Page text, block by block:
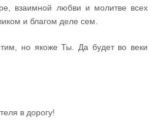
взаимной любви и молитве всех
и благом деле сем.
но якоже Ты. Да будет во веки
в дорогу!